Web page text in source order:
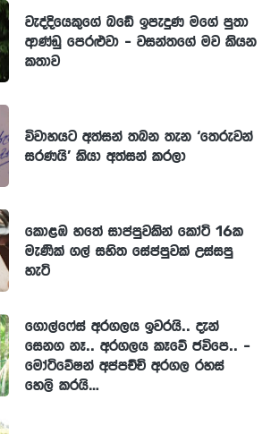
වැද්දියෙකුගේ බඩේ ඉපැදුණ මගේ පුතා
ආණ්ඩු පෙරළුවා - වසන්තගේ මව කියන
කතාව
විවාහයට අත්සන් තබන තැන ‘තෙරුවන්
සරණයි’ කියා අත්සන් කරලා
කොළඹ හතේ සාප්පුවකින් කෝටි 16ක
මැණික් ගල් සහිත සේප්පුවක් උස්සපු
හැටි
ගොල්ෆේස් අරගලය ඉවරයි.. දැන්
සෙනග නෑ.. අරගලය කෑවේ ජවිපෙ.. -
මෝටිවේෂන් අප්පච්චි අරගල රහස්
හෙලි කරයි…